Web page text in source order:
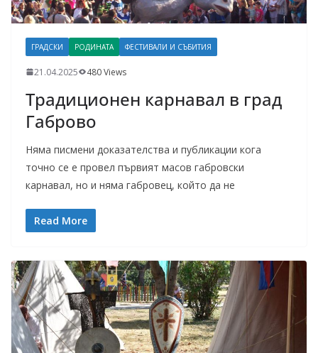
ГРАДСКИ РОДИНАТА ФЕСТИВАЛИ И СЪБИТИЯ
21.04.2025 480 Views
Традиционен карнавал в град
Габрово
Няма писмени доказателства и публикации кога
точно се е провел първият масов габровски
карнавал, но и няма габровец, който да не
Read More